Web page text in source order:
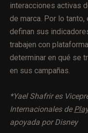
interacciones activas
de marca. Por lo
definan sus
trabajen con
determinar en qué se
en sus campañas.
*Yael Shafrir es
Internacionales de
apoyada por Disney